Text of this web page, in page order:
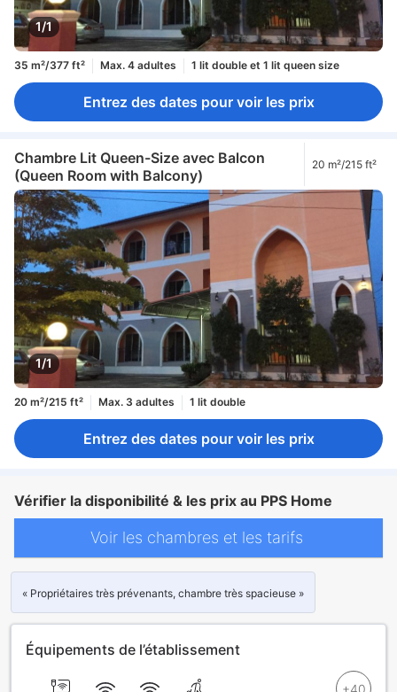
1/1
35 m²/377 ft² Max. 4 adultes 1 lit double et 1 lit queen size
Entrez des dates pour voir les prix
Chambre Lit Queen-Size avec Balcon
(Queen Room with Balcony)
20 m²/215 ft²
1/1
20 m²/215 ft² Max. 3 adultes 1 lit double
Entrez des dates pour voir les prix
Vérifier la disponibilité & les prix au PPS Home
Voir les chambres et les tarifs
« Propriétaires très prévenants, chambre très spacieuse »
Équipements de l’établissement